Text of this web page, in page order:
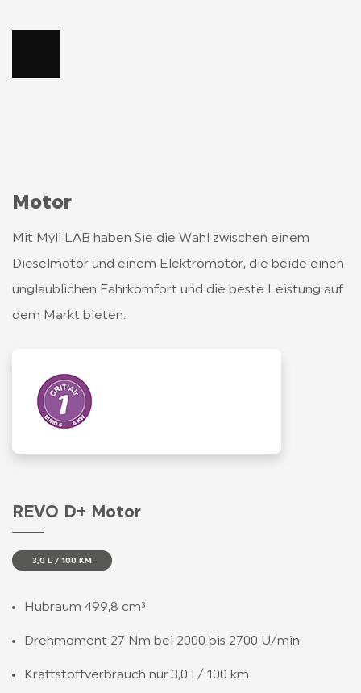
Motor
Mit Myli LAB haben Sie die Wahl zwischen einem
Dieselmotor und einem Elektromotor, die beide einen
unglaublichen Fahrkomfort und die beste Leistung auf
dem Markt bieten.
REVO D+ Motor
3,0 L / 100 KM
Hubraum 499,8 cm³
Drehmoment 27 Nm bei 2000 bis 2700 U/min
Kraftstoffverbrauch nur 3,0 l / 100 km